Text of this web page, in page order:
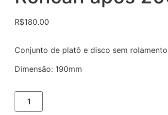
R$180.00
Conjunto de platô e disco sem
Dimensão: 190mm